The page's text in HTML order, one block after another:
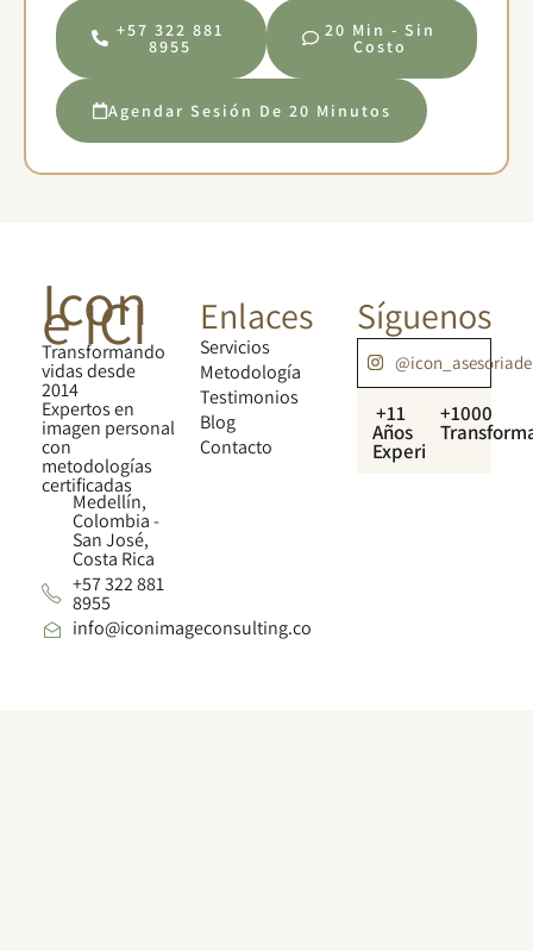
+57 322 881
8955
20 Min - Sin
Costo
Agendar Sesión De 20 Minutos
Icon
e ICI
Transformando
vidas desde
2014
Expertos en
imagen personal
con
metodologías
certificadas
Medellín,
Colombia -
San José,
Costa Rica
+57 322 881
8955
info@iconimageconsulting.co
Enlaces
Servicios
Metodología
Testimonios
Blog
Contacto
Síguenos
+11
Años
Experiencia
+1000